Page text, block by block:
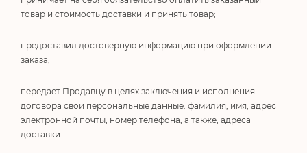
товар и стоимость доставки и принять товар;
предоставил достоверную информацию при оформлении
заказа;
передает Продавцу в целях заключения и исполнения
договора свои персональные данные: фамилия, имя, адрес
электронной почты, номер телефона, а также, адреса
доставки.